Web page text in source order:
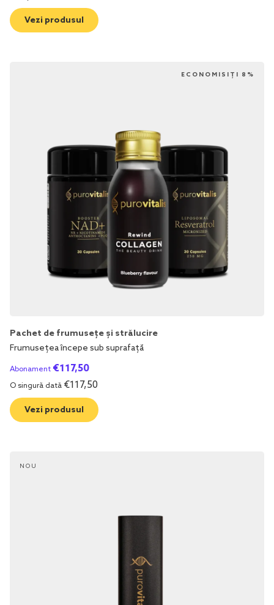
Vezi produsul
ECONOMISIȚI 8%
Pachet de frumusețe și strălucire
Frumusețea începe sub suprafață
Abonament €117,50
O singură dată €117,50
Vezi produsul
NOU